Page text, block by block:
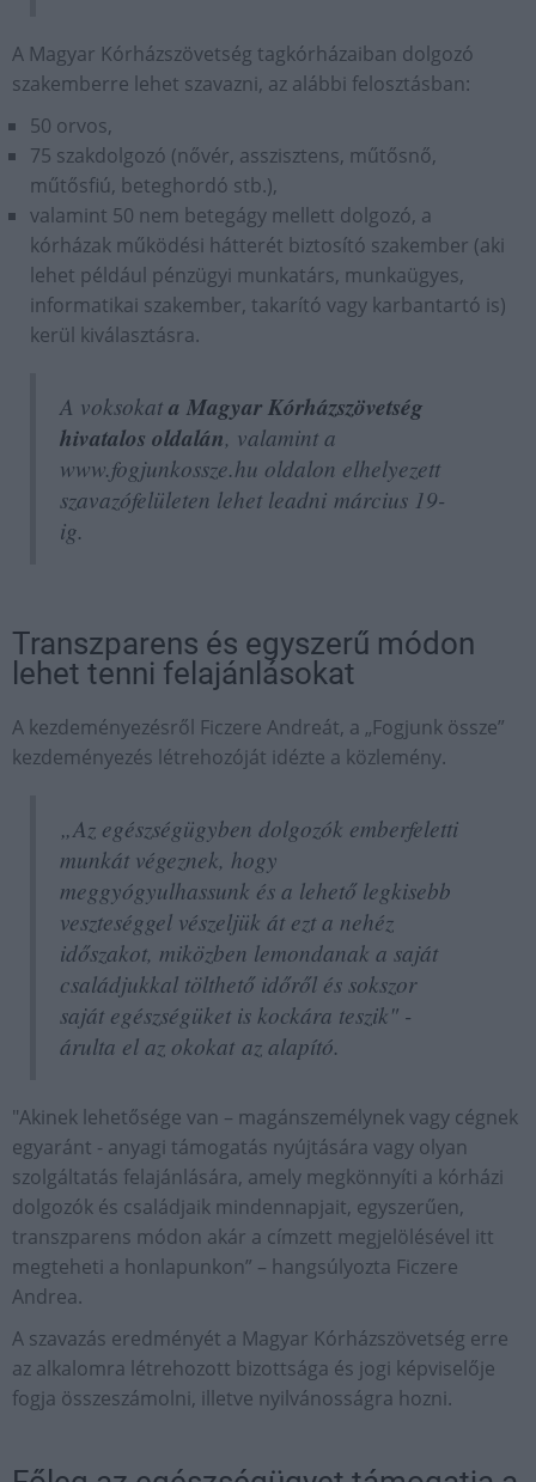
A Magyar Kórházszövetség tagkórházaiban dolgozó
szakemberre lehet szavazni, az alábbi felosztásban:
50 orvos,
75 szakdolgozó (nővér, asszisztens, műtősnő,
műtősfiú, beteghordó stb.),
valamint 50 nem betegágy mellett dolgozó, a
kórházak működési hátterét biztosító szakember (aki
lehet például pénzügyi munkatárs, munkaügyes,
informatikai szakember, takarító vagy karbantartó is)
kerül kiválasztásra.
A voksokata Magyar Kórházszövetség
hivatalos oldalán, valamint a
www.fogjunkossze.hu oldalon elhelyezett
szavazófelületen lehet leadni március 19-
ig.
Transzparens és egyszerű módon
lehet tenni felajánlásokat
A kezdeményezésről Ficzere Andreát, a „Fogjunk össze”
kezdeményezés létrehozóját idézte a közlemény.
„Az egészségügyben dolgozók emberfeletti
munkát végeznek, hogy
meggyógyulhassunk és a lehető legkisebb
veszteséggel vészeljük át ezt a nehéz
időszakot, miközben lemondanak a saját
családjukkal tölthető időről és sokszor
saját egészségüket is kockára teszik" -
árulta el az okokat az alapító.
"Akinek lehetősége van – magánszemélynek vagy cégnek
egyaránt - anyagi támogatás nyújtására vagy olyan
szolgáltatás felajánlására, amely megkönnyíti a kórházi
dolgozók és családjaik mindennapjait, egyszerűen,
transzparens módon akár a címzett megjelölésével itt
megteheti a honlapunkon” – hangsúlyozta Ficzere
Andrea.
A szavazás eredményét a Magyar Kórházszövetség erre
az alkalomra létrehozott bizottsága és jogi képviselője
fogja összeszámolni, illetve nyilvánosságra hozni.